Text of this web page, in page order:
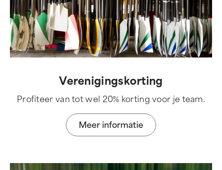
Verenigingskorting
Profiteer van tot wel 20% korting voor je team.
Meer informatie